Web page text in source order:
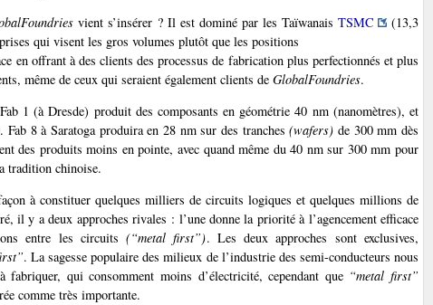
vient s’insérer ? Il est dominé par les TaïwanaisTSMC
(13,3
qui visent les gros volumes plutôt que les positions
en offrant à des clients des processus de fabrication plus perfectionnés et plus
même de ceux qui seraient également clients de GlobalFoundries.
1 (à Dresde) produit des composants en géométrie 40 nm (nanomètres), et
8 à Saratoga produira en 28 nm sur des tranches(wafers) de 300 mm dès
des produits moins en pointe, avec quand même du 40 nm sur 300 mm pour
tradition chinoise.
à constituer quelques milliers de circuits logiques et quelques millions de
il y a deux approches rivales : l’une donne la priorité à l’agencement efficace
entre les circuits(“metal first”). Les deux approches sont exclusives,
. La sagesse populaire des milieux de l’industrie des semi-conducteurs nous
qui consomment moins d’électricité, cependant que “metal first”
comme très importante.